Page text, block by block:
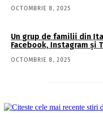
OCTOMBRIE 8, 2025
Un grup de familii din
Facebook, Instagram și
OCTOMBRIE 8, 2025